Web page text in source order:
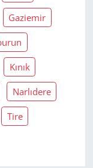
Gaziemir
Kınık
Narlıdere
Tire